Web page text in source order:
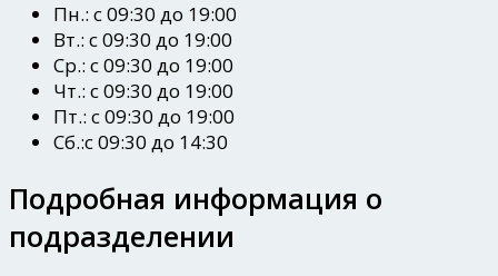
Пн.: с 09:30 до 19:00
Вт.: с 09:30 до 19:00
Ср.: с 09:30 до 19:00
Чт.: с 09:30 до 19:00
Пт.: с 09:30 до 19:00
Сб.:с 09:30 до 14:30
Подробная информация о
подразделении